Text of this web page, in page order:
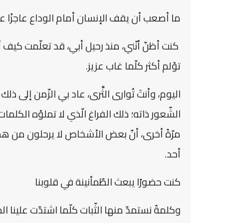
ما أصعب أن يقف الإنسان أمام الوداع عاجزًا
كنت أظنّ أنّني، منذ رحيل أبي، قد تعلّمت كيف
تؤلم أكثر كلّما غاب عزيز.
اليوم، وأنتَ تُوارى الثَّرى، عاد بي الزّمن إلى
الشّعور ذاته؛ ذلك الفراغ الّذي لا تملؤه
مرّةً أخرى، أنّ بعض الأشخاص لا يرحلون من
أحد.
كنت حضورًا يبعث الطّمأنينة في قلوبنا
وكلمةً نستمدّ منها الثّبات كلّما اشتدّت علينا